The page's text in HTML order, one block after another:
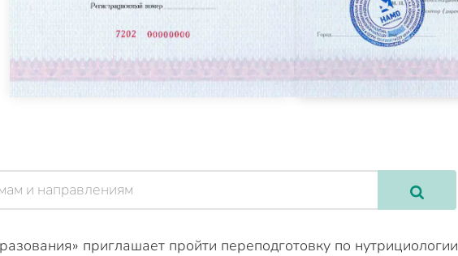
приглашает пройти переподготовку по нутрициологии